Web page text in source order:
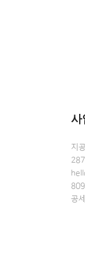
사
지
공